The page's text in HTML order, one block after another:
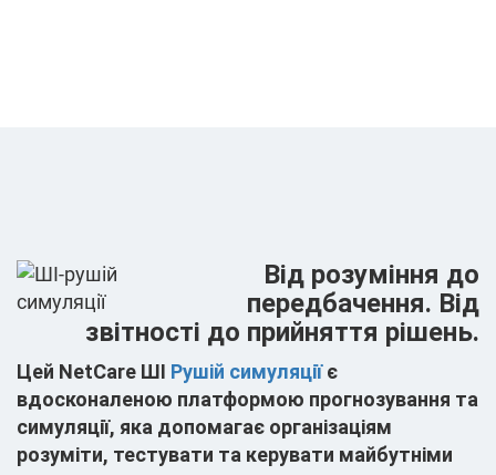
Від розуміння до
передбачення. Від
звітності до прийняття рішень.
Цей NetCare ШІ Рушій симуляціїє
вдосконаленою платформою прогнозування та
симуляції, яка допомагає організаціям
розуміти, тестувати та керувати майбутніми